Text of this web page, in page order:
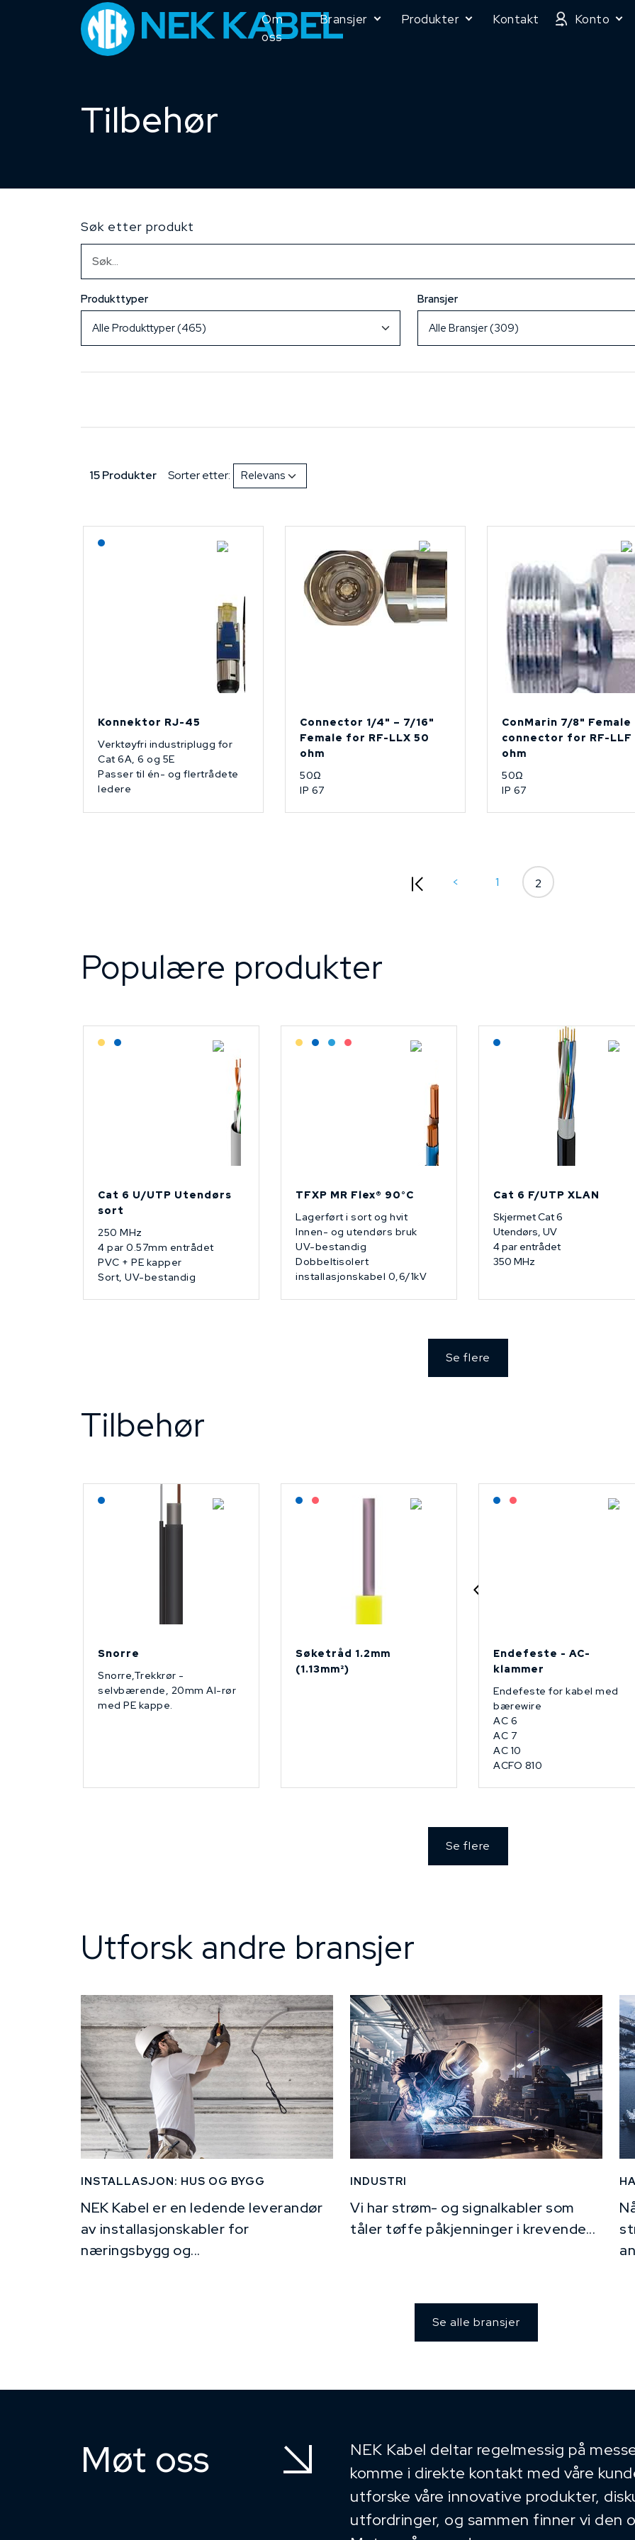
Om
oss
Bransjer Produkter Kontakt Konto
Tilbehør
Søk etter produkt
Produkttyper Bransjer
15 Produkter Sorter etter:
Konnektor RJ-45
Verktøyfri industriplugg for
Cat 6A, 6 og 5E
Passer til én- og flertrådete
ledere
Connector 1/4" – 7/16"
Female for RF-LLX 50
ohm
50Ω
IP 67
ConMarin 7/8" Female
connector for RF-LLF
ohm
50Ω
IP 67
< 1 2
Populære produkter
Lagerført: Grossist
Lagerført: NEK Kabel
Cat 6 U/UTP Utendørs
sort
250 MHz
4 par 0.57mm entrådet
PVC + PE kapper
Sort, UV-bestandig
Lagerført: Grossist
Lagerført: NEK Kabel
Bestilling: 2-3 uker
På forespørsel
TFXP MR Flex® 90°C
Lagerført i sort og hvit
Innen- og utendørs bruk
UV-bestandig
Dobbeltisolert
installasjonskabel 0,6/1kV
Lagerført: NEK Kabel
Cat 6 F/UTP XLAN
Skjermet Cat 6
Utendørs, UV
4 par entrådet
350 MHz
Se flere
Tilbehør
Snorre
Snorre,Trekkrør -
selvbærende, 20mm Al-rør
med PE kappe.
Lagerført: NEK Kabel
På forespørsel
Søketråd 1.2mm
(1.13mm²)
Lagerført: NEK Kabel
Endefeste - AC-
klammer
Endefeste for kabel med
bærewire
AC 6
AC 7
AC 10
ACFO 810
Se flere
Utforsk andre bransjer
INSTALLASJON: HUS OG BYGG
NEK Kabel er en ledende leverandør
av installasjonskabler for
næringsbygg og...
INDUSTRI
Vi har strøm- og signalkabler som
tåler tøffe påkjenninger i krevende...
Se alle bransjer
Møt oss
NEK Kabel deltar regelmessig på
komme i direkte kontakt med våre
utforske våre innovative produkter,
utfordringer, og sammen finner vi den